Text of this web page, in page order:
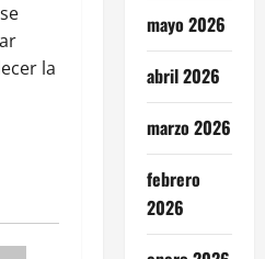
la
mayo 2026
abril 2026
marzo 2026
febrero
2026